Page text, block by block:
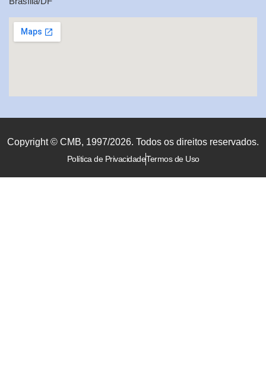
Copyright © CMB, 1997/2026. Todos os direitos reservados.
Política de PrivacidadeTermos de Uso